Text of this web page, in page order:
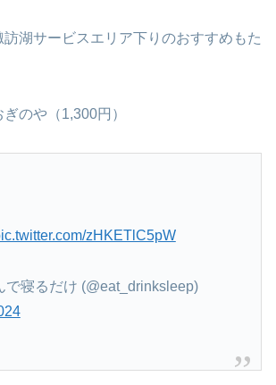
湖サービスエリア下りのおすすめもた
ぎのや（1,300円）
zHKETlC5pW
寝るだけ (@eat_drinksleep)